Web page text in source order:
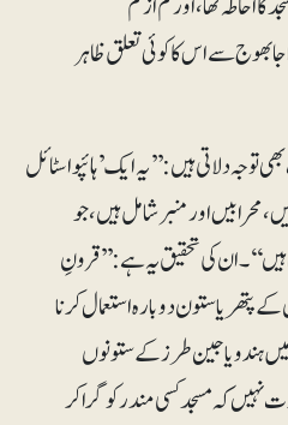
سے اس کا کوئی تعلق ظاہر
دلاتی ہیں: ’’یہ ایک’ہائپو اسٹائل
اور منبر شامل ہیں، جو
ان کی تحقیق یہ ہے: ’’قرونِ
یا ستون دوبارہ استعمال کرنا
ہندو یا جین طرز کے ستونوں
کہ مسجد کسی مندر کو گرا کر